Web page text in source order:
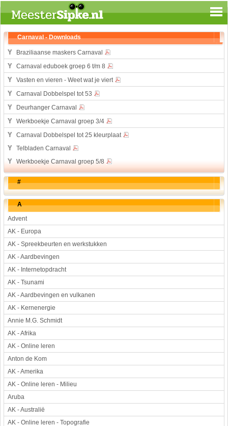
Spelen en leren
Aardrijkskunde
Biologie
Engels
Geloof
Geschiedenis
Internetopdrachten
Rekenen
Sport
Taal en lezen
Techniek
Verkeer
Werkstuk en spreekbeurt
Aarde en heelal
Beroep, hobby, sport
Dieren
Geloven en vieren
Hulp aan mensen
Kunst en muziek
Landbouw, veeteelt, visserij
Landen en volken
Lichaam en gezondheid
Natuur en milieu
Personen
Verkeer en vervoer
Vroeger
Carnaval - Downloads
Braziliaanse maskers Carnaval
Carnaval eduboek groep 6 t/m 8
Vasten en vieren - Weet wat je viert
Carnaval Dobbelspel tot 53
Deurhanger Carnaval
Werkboekje Carnaval groep 3/4
Carnaval Dobbelspel tot 25 kleurplaat
Telbladen Carnaval
Werkboekje Carnaval groep 5/8
#
A
Advent
AK - Europa
AK - Spreekbeurten en werkstukken
AK - Aardbevingen
AK - Internetopdracht
AK - Tsunami
AK - Aardbevingen en vulkanen
AK - Kernenergie
Annie M.G. Schmidt
AK - Afrika
AK - Online leren
Anton de Kom
AK - Amerika
AK - Online leren - Milieu
Aruba
AK - Australië
AK - Online leren - Topografie